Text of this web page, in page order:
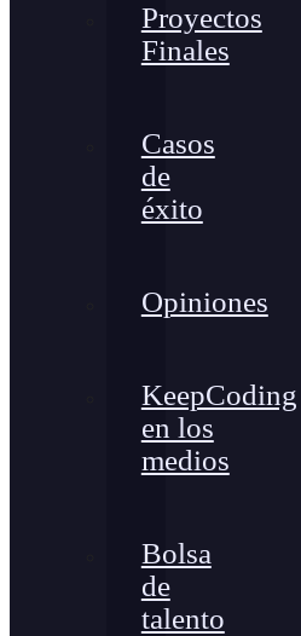
Proyectos
Finales
Casos
de
éxito
Opiniones
KeepCoding
en los
medios
Bolsa
de
talento